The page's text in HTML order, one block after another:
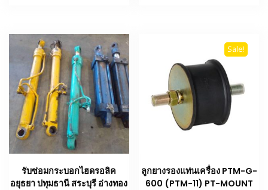
รับซ่อมกระบอกไฮดรอลิค
อยุธยา ปทุมธานี สระบุรี อ่างทอง
Sale!
ลูกยางรองแท่นเครื่อง PTM-G-
600 (PTM-11) PT-MOUNT